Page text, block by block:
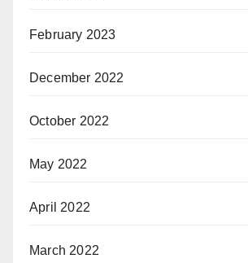
February 2023
December 2022
October 2022
May 2022
April 2022
March 2022